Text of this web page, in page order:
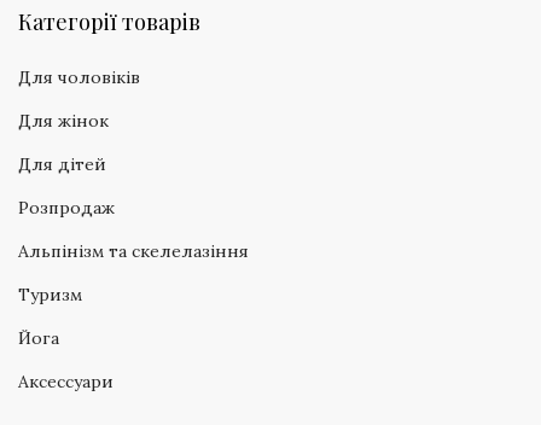
Категорії товарів
Для чоловіків
Для жінок
Для дітей
Розпродаж
Альпінізм та скелелазіння
Туризм
Йога
Аксессуари